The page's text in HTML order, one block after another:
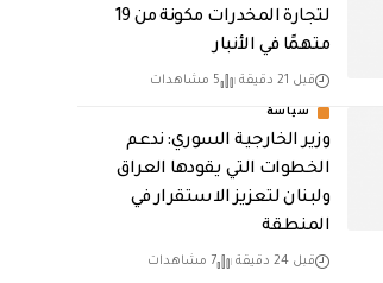
لتجارة المخدرات مكونة من 19
متهمًا في الأنبار
قبل 21 دقيقة 5 مشاهدات
سياسة
وزير الخارجية السوري: ندعم
الخطوات التي يقودها العراق
ولبنان لتعزيز الاستقرار في
المنطقة
قبل 24 دقيقة 7 مشاهدات